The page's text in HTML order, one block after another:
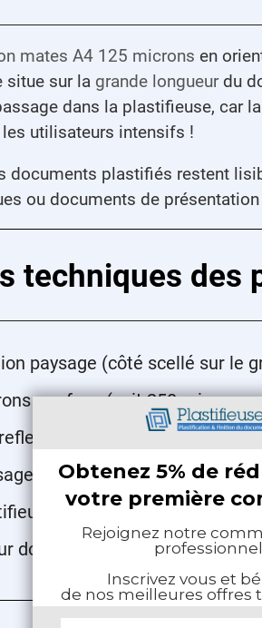
mates A4 125 microns en
sur la grande longueurdu
dans la plastifieuse, car
utilisateurs intensifs !
documents plastifiés restent
ou documents de
techniques des
paysage (côté scellé sur le
par face (soit 250 microns
pour une lecture facilitée
30% plus rapide en
format A3 nécessaires
documents pédagogiques,